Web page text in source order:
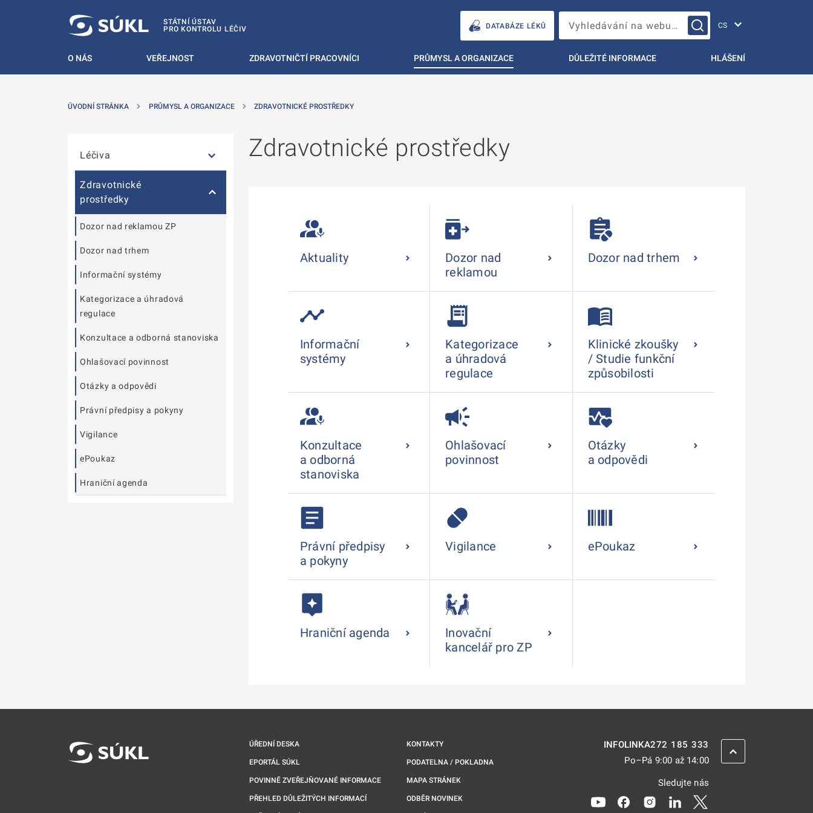
STÁTNÍ ÚSTAV
PRO KONTROLU LÉČIV
DATABÁZE LÉKŮ Vyhledávání na webu…
O NÁS VEŘEJNOST ZDRAVOTNIČTÍ PRACOVNÍCI PRŮMYSL A ORGANIZACE DŮLEŽITÉ INFORMACE HLÁŠENÍ
ÚVODNÍ STRÁNKA PRŮMYSL A ORGANIZACE ZDRAVOTNICKÉ PROSTŘEDKY
Léčiva
Zdravotnické
prostředky
Dozor nad reklamou ZP
Dozor nad trhem
Informační systémy
Kategorizace a úhradová
regulace
Konzultace a odborná stanoviska
Ohlašovací povinnost
Otázky a odpovědi
Právní předpisy a pokyny
Vigilance
ePoukaz
Hraniční agenda
Zdravotnické prostředky
Aktuality
Dozor nad
reklamou
Dozor nad trhem
Informační
systémy
Kategorizace
a úhradová
regulace
Klinické zkoušky
/ Studie funkční
způsobilosti
Konzultace
a odborná
stanoviska
Ohlašovací
povinnost
Otázky
a odpovědi
Právní předpisy
a pokyny
Vigilance ePoukaz
Hraniční agenda
Inovační
kancelář pro ZP
ÚŘEDNÍ DESKA
EPORTÁL SÚKL
POVINNĚ ZVEŘEJŇOVANÉ INFORMACE
PŘEHLED DŮLEŽITÝCH INFORMACÍ
KONTAKTY
PODATELNA / POKLADNA
MAPA STRÁNEK
ODBĚR NOVINEK
INFOLINKA272 185 333
Po–Pá 9:00 až 14:00
Sledujte nás
Odkaz se otevře na nové kartě
Odkaz se otevře na nové kartě
Odkaz se otevře na nové kartě
Odkaz se otevře na nové
ZPĚT NAHORU